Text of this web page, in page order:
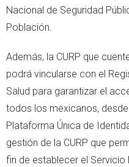
Nacional de Seguridad
Población.
Además, la CURP que
podrá vincularse con el
Salud para garantizar el
todos los mexicanos,
Plataforma Única de
gestión de la CURP que
fin de establecer el